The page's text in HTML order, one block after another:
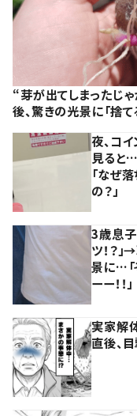
“芽が出てしまったじ
後、驚きの光景に「捨て
夜、コ
見ると
「なぜ
の？」
3歳息
ツ！？
景に…「
ーー！！」
実家解
直後、